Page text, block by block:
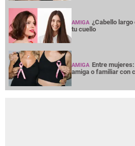
AMIGA ¿Cabello
tu cuello
AMIGA Entre
amiga o familiar con